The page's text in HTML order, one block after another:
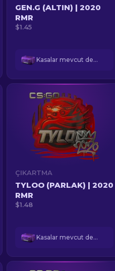
GEN.G (ALTIN) | 2020
RMR
$1.45
Kasalar mevcut değil
ÇIKARTMA
TYLOO (PARLAK) | 2020
RMR
$1.48
Kasalar mevcut değil